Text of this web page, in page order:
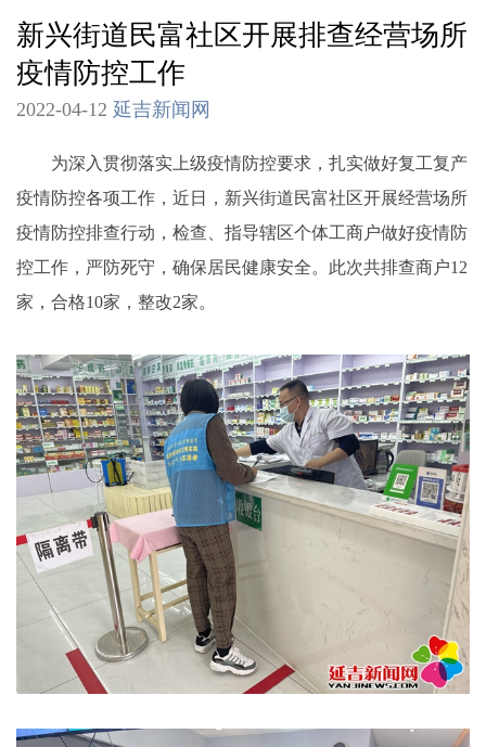
新兴街道民富社区开展排查经营场所
疫情防控工作
2022-04-12 延吉新闻网
为深入贯彻落实上级疫情防控要求，扎实做好复工复产
疫情防控各项工作，近日，新兴街道民富社区开展经营场所
疫情防控排查行动，检查、指导辖区个体工商户做好疫情防
控工作，严防死守，确保居民健康安全。此次共排查商户12
家，合格10家，整改2家。